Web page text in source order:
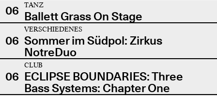
06
TANZ
Ballett Grass On Stage
06
VERSCHIEDENES
Sommer im Südpol: Zirkus
NotreDuo
06
CLUB
ECLIPSE BOUNDARIES: Three
Bass Systems: Chapter One